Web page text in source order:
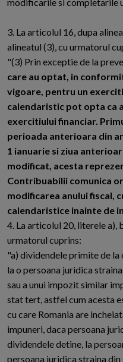
3. La articolul 16, dupa
alineatul (3), cu urmatorul
"(3) Prin exceptie de la
care au optat, in
vigoare, pentru un
calendaristic pot opta ca
exercitiului financiar.
perioada anterioara din
1 ianuarie si ziua
modificat, acesta
Contribuabilii comunica
modificarea anului fiscal,
calendaristice inainte de
4. La articolul 20, literele a),
urmatorul cuprins:
"a) dividendele primite de la
la o persoana juridica
sau a unui impozit similar
stat tert, astfel cum acesta
cu care Romania are
impuneri, daca persoana
dividendele detine, la
persoana juridica straina